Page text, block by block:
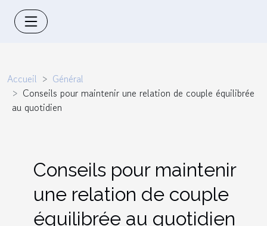
Accueil
Général
Conseils pour maintenir une relation de couple équilibrée
au quotidien
Conseils pour maintenir
une relation de couple
équilibrée au quotidien